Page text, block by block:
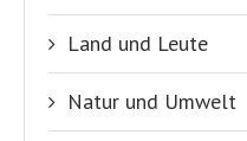
Land und Leute
Natur und Umwelt